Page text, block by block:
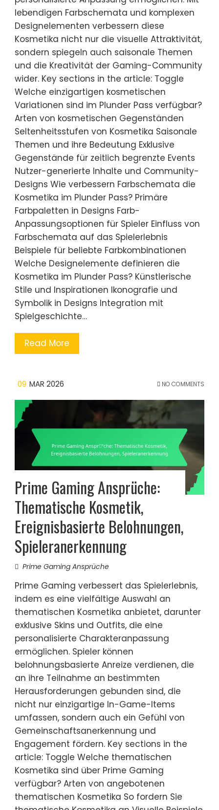
lebendigen Farbschemata und komplexen
Designelementen verbessern diese
Kosmetika nicht nur die visuelle Attraktivität,
sondern spiegeln auch saisonale Themen
und die Kreativität der Gaming-Community
wider. Key sections in the article: Toggle
Welche einzigartigen kosmetischen
Variationen sind im Plunder Pass verfügbar?
Arten von kosmetischen Gegenständen
Seltenheitsstufen von Kosmetika Saisonale
Themen und ihre Bedeutung Exklusive
Gegenstände für zeitlich begrenzte Events
Nutzer-generierte Inhalte und Community-
Designs Wie verbessern Farbschemata die
Kosmetika im Plunder Pass? Primäre
Farbpaletten in Designs Farb-
Anpassungsoptionen für Spieler Einfluss von
Farbschemata auf das Spielerlebnis
Beispiele für beliebte Farbkombinationen
Welche Designelemente definieren die
Kosmetika im Plunder Pass? Künstlerische
Stile und Inspirationen Ikonografie und
Symbolik in Designs Integration mit
Spielgeschichte…
Read More
09 MAR 2026 NO COMMENTS
Prime Gaming Ansprüche:
Thematische Kosmetik,
Ereignisbasierte Belohnungen,
Spieleranerkennung
Prime Gaming Ansprüche
Prime Gaming verbessert das Spielerlebnis,
indem es eine vielfältige Auswahl an
thematischen Kosmetika anbietet, darunter
exklusive Skins und Outfits, die eine
personalisierte Charakteranpassung
ermöglichen. Spieler können
belohnungsbasierte Anreize verdienen, die
an ihre Teilnahme an bestimmten
Herausforderungen gebunden sind, die
nicht nur einzigartige In-Game-Items
umfassen, sondern auch ein Gefühl von
Gemeinschaftsanerkennung und
Engagement fördern. Key sections in the
article: Toggle Welche thematischen
Kosmetika sind über Prime Gaming
verfügbar? Arten von angebotenen
thematischen Kosmetika So fordern Sie